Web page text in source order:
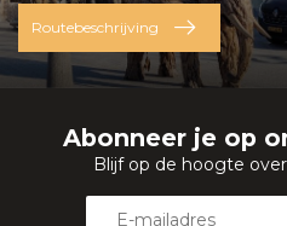
Routebeschrijving
Abonneer je op
Blijf op de hoogte